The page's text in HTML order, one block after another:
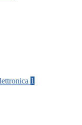
1